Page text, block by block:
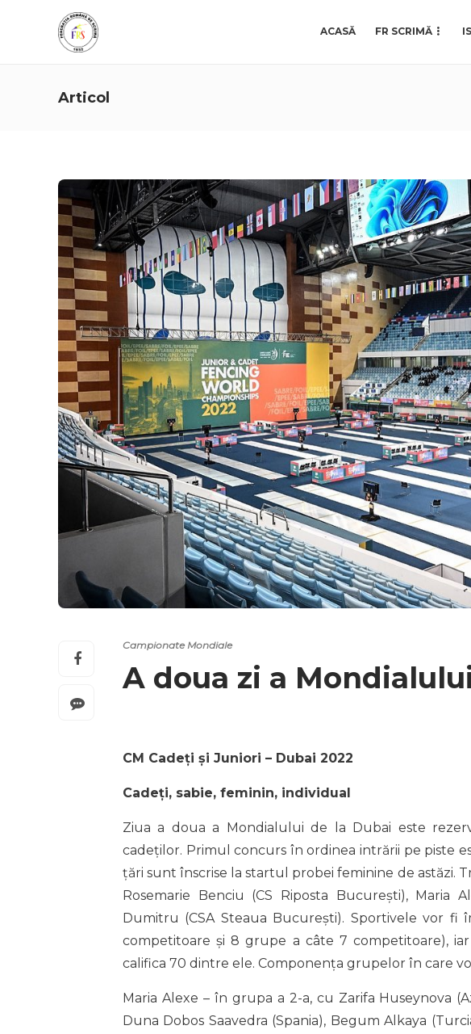
ACASĂ FR SCRIMĂ
Articol
Campionate Mondiale
A doua zi a
CM Cadeți și Juniori – Dubai 2022
Cadeți, sabie, feminin, individual
Ziua a doua a Mondialului de la Dubai este
cadeților. Primul concurs în ordinea intrării pe piste
țări sunt înscrise la startul probei feminine de astăzi.
Rosemarie Benciu (CS Riposta București), Maria
Dumitru (CSA Steaua București). Sportivele vor
competitoare și 8 grupe a câte 7 competitoare),
califica 70 dintre ele. Componența grupelor în care
Maria Alexe – în grupa a 2-a, cu Zarifa Huseynova
Duna Dobos Saavedra (Spania), Begum Alkaya